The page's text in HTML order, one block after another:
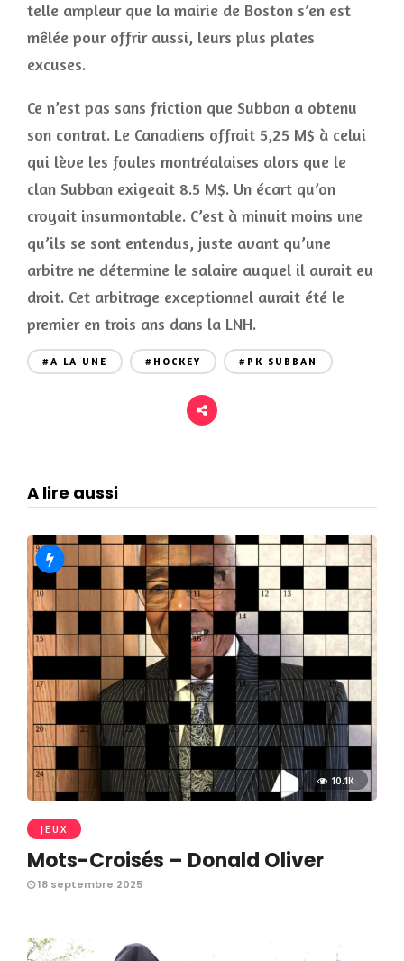
telle ampleur que la mairie de Boston s’en est
mêlée pour offrir aussi, leurs plus plates
excuses.
Ce n’est pas sans friction que Subban a obtenu
son contrat. Le Canadiens offrait 5,25 M$ à celui
qui lève les foules montréalaises alors que le
clan Subban exigeait 8.5 M$. Un écart qu’on
croyait insurmontable. C’est à minuit moins une
qu’ils se sont entendus, juste avant qu’une
arbitre ne détermine le salaire auquel il aurait eu
droit. Cet arbitrage exceptionnel aurait été le
premier en trois ans dans la LNH.
#A LA UNE #HOCKEY #PK SUBBAN
A lire aussi
10.1K
JEUX
Mots-Croisés – Donald Oliver
18 septembre 2025